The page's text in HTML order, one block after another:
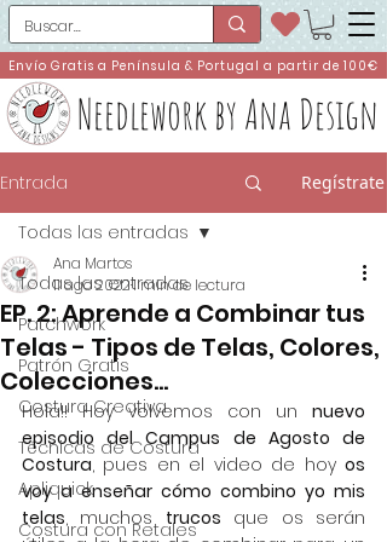
Needlework by Ana Design
Envío Gratis a Península & Portugal a partir de 100€
Entrada Regístrate
Todas las entradas
Patchwork
Patrón Gratis
Costura Creativa
Técnicas de Costura
Apliquick
Costura con Retales
Todas las entradas
EP. 2: Aprende a Combinar tus
Telas - Tipos de Telas, Colores,
Colecciones...
Ana Martos
11 ago 20221 min de lectura
Hola!! Hoy volvemos con un nuevo
episodio del Campus de Agosto de
Costura, pues en el video de hoy os
voy a enseñar cómo combino yo mis
telas, muchos trucos que os serán